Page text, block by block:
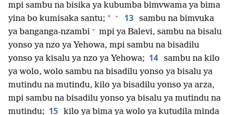
mpi sambu na bisika ya kubumba bimvwama ya bima
yina bo kumisaka santu; * + 13 sambu na bimvuka
ya banganga-nzambi + mpi ya Balevi, sambu na bisalu
yonso ya nzo ya Yehowa, mpi sambu na bisadilu
yonso ya kisalu ya nzo ya Yehowa; 14 sambu na kilo
ya wolo, wolo sambu na bisadilu yonso ya bisalu ya
mutindu na mutindu, kilo ya bisadilu yonso ya arza,
mpi sambu na bisadilu yonso ya bisalu ya mutindu na
mutindu; 15 kilo ya bima ya wolo ya kutudila minda